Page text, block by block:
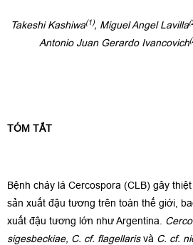
Takeshi Kashiwa(1), Miguel Angel Lavilla
Antonio Juan Gerardo Ivancovich
TÓM TẮT
Bệnh cháy lá Cercospora (CLB) gây
sản xuất đậu tương trên toàn thế giới,
xuất đậu tương lớn như Argentina.
sigesbeckiae, C. cf. flagellarisvà C. cf.